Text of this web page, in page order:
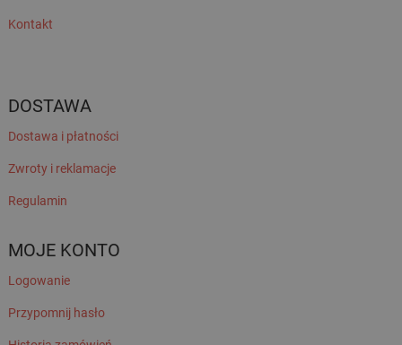
Kontakt
DOSTAWA
Dostawa i płatności
Zwroty i reklamacje
Regulamin
MOJE KONTO
Logowanie
Przypomnij hasło